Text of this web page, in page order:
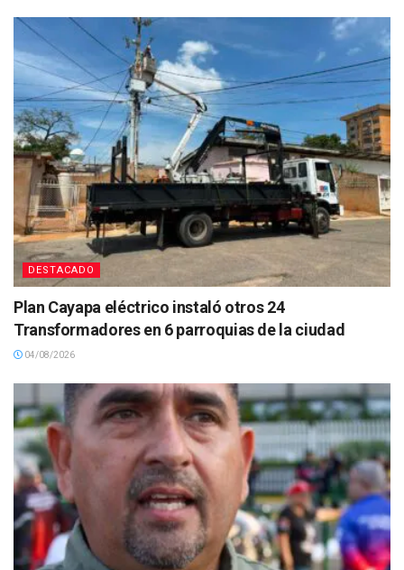
DESTACADO
Plan Cayapa eléctrico instaló otros 24
Transformadores en 6 parroquias de la ciudad
04/08/2026